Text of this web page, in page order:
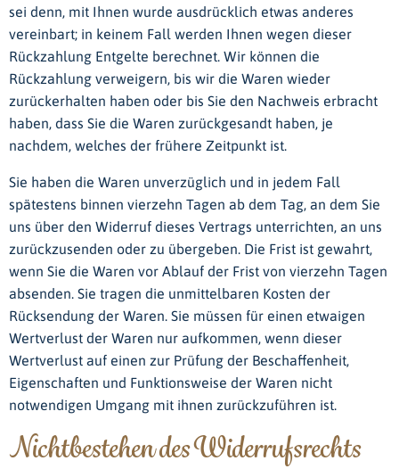
sei denn, mit Ihnen wurde ausdrücklich etwas anderes
vereinbart; in keinem Fall werden Ihnen wegen dieser
Rückzahlung Entgelte berechnet. Wir können die
Rückzahlung verweigern, bis wir die Waren wieder
zurückerhalten haben oder bis Sie den Nachweis erbracht
haben, dass Sie die Waren zurückgesandt haben, je
nachdem, welches der frühere Zeitpunkt ist.
Sie haben die Waren unverzüglich und in jedem Fall
spätestens binnen vierzehn Tagen ab dem Tag, an dem Sie
uns über den Widerruf dieses Vertrags unterrichten, an uns
zurückzusenden oder zu übergeben. Die Frist ist gewahrt,
wenn Sie die Waren vor Ablauf der Frist von vierzehn Tagen
absenden. Sie tragen die unmittelbaren Kosten der
Rücksendung der Waren. Sie müssen für einen etwaigen
Wertverlust der Waren nur aufkommen, wenn dieser
Wertverlust auf einen zur Prüfung der Beschaffenheit,
Eigenschaften und Funktionsweise der Waren nicht
notwendigen Umgang mit ihnen zurückzuführen ist.
Nichtbestehen des Widerrufsrechts